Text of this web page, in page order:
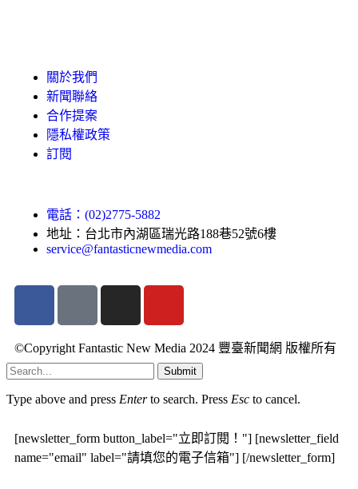
關於我們
新聞聯絡
合作提案
隱私權政策
訂閱
電話：(02)2775-5882
地址：台北市內湖區瑞光路188巷52號6樓
service@fantasticnewmedia.com
©Copyright Fantastic New Media 2024 豐臺新聞網 版權所有
Submit
Type above and press Enterto search. Press Esc to cancel.
[newsletter_form button_label="立即訂閱！"] [newsletter_field
name="email" label="請填您的電子信箱"] [/newsletter_form]